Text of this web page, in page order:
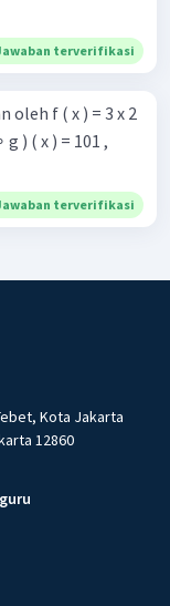
terverifikasi
oleh f ( x ) = 3 x 2
g ) ( x ) = 101 ,
terverifikasi
Kota Jakarta
12860